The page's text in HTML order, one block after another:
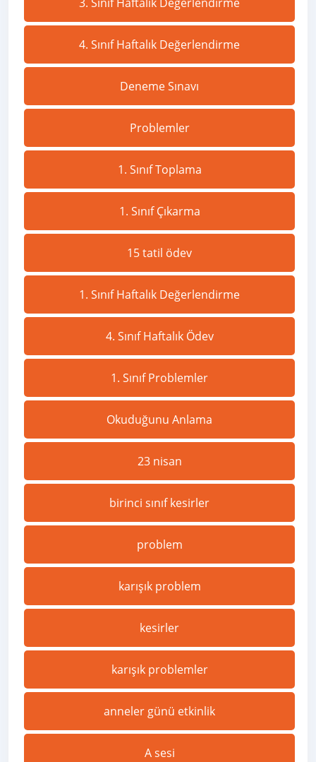
4. Sınıf Haftalık Değerlendirme
Deneme Sınavı
Problemler
1. Sınıf Toplama
1. Sınıf Çıkarma
15 tatil ödev
1. Sınıf Haftalık Değerlendirme
4. Sınıf Haftalık Ödev
1. Sınıf Problemler
Okuduğunu Anlama
23 nisan
birinci sınıf kesirler
problem
karışık problem
kesirler
karışık problemler
anneler günü etkinlik
A sesi